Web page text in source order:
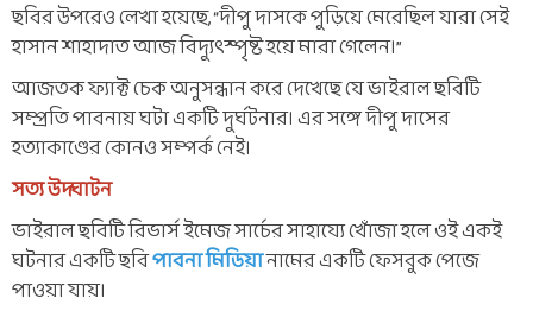
ছবির উপরেও লেখা হয়েছে, “দীপু দাসকে পুড়িয়ে মেরেছিল যারা সেই
হাসান শাহাদাত আজ বিদ্যুৎস্পৃষ্ট হয়ে মারা গেলেন।”
আজতক ফ্যাক্ট চেক অনুসন্ধান করে দেখেছে যে ভাইরাল ছবিটি
সম্প্রতি পাবনায় ঘটা একটি দুর্ঘটনার। এর সঙ্গে দীপু দাসের
হত্যাকাণ্ডের কোনও সম্পর্ক নেই।
সত্য উদ্ঘাটন
ভাইরাল ছবিটি রিভার্স ইমেজ সার্চের সাহায্যে খোঁজা হলে ওই একই
ঘটনার একটি ছবিপাবনা মিডিয়ানামের একটি ফেসবুক পেজে
পাওয়া যায়।